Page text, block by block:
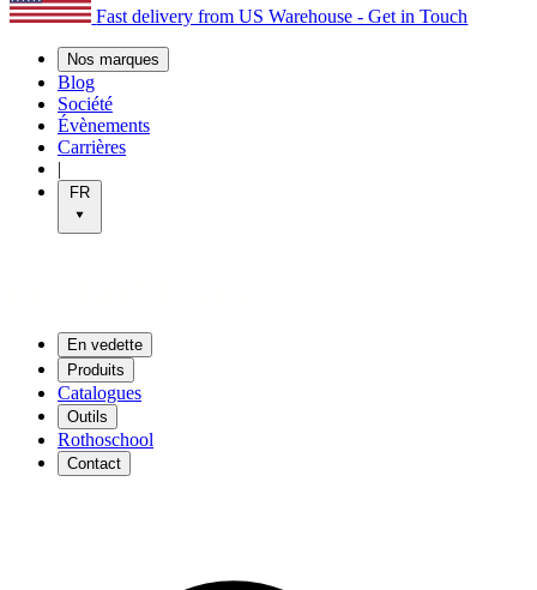
Fast delivery from US Warehouse - Get in Touch
Nos marques
Blog
Société
Évènements
Carrières
|
FR
En vedette
Produits
Catalogues
Outils
Rothoschool
Contact